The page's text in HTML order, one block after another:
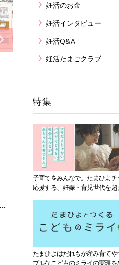
妊活のお金
妊活インタビュー
妊活Q&A
妊活たまごクラブ
特集
子育てをみんなで。たまひよ
応援する、妊娠・育児世代を
たまひよはだれもが産み育て
ブルなこどものミライの実現